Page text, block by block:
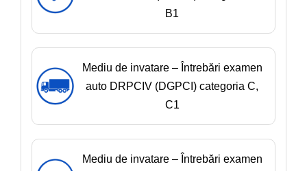
B1
Mediu de invatare – Întrebări examen
auto DRPCIV (DGPCI) categoria C,
C1
Mediu de invatare – Întrebări examen